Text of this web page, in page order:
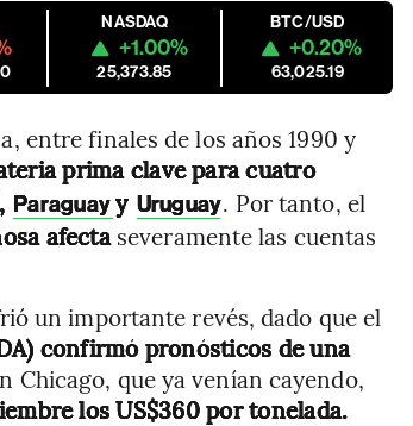
NASDAQ
+1.00%
25,373.85
BTC/USD
+0.20%
63,025.19
entre finales de los años 1990 y
prima clave para cuatro
, Paraguayy Uruguay. Por tanto, el
afectaseveramente las cuentas
un importante revés, dado que el
confirmó pronósticos de una
Chicago, que ya venían cayendo,
los US$360 por tonelada.